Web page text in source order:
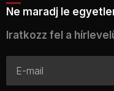
Ne maradj le
Iratkozz fel a